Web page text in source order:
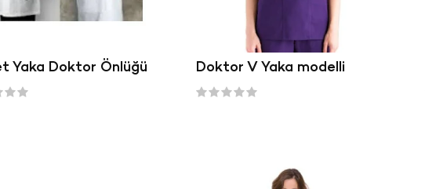
Yaka Doktor Önlüğü Doktor V Yaka modelli